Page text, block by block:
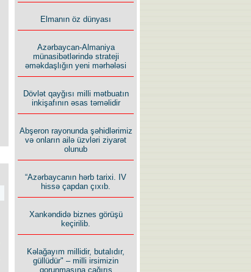
Elmanın öz dünyası
Azərbaycan-Almaniya
münasibətlərində strateji
əməkdaşlığın yeni mərhələsi
Dövlət qayğısı milli mətbuatın
inkişafının əsas təməlidir
Abşeron rayonunda şəhidlərimiz
və onların ailə üzvləri ziyarət
olunub
“Azərbaycanın hərb tarixi. IV
hissə çapdan çıxıb.
Xankəndidə biznes görüşü
keçirilib.
Kəlağayım millidir, butalıdır,
güllüdür" – milli irsimizin
qorunmasına çağırış